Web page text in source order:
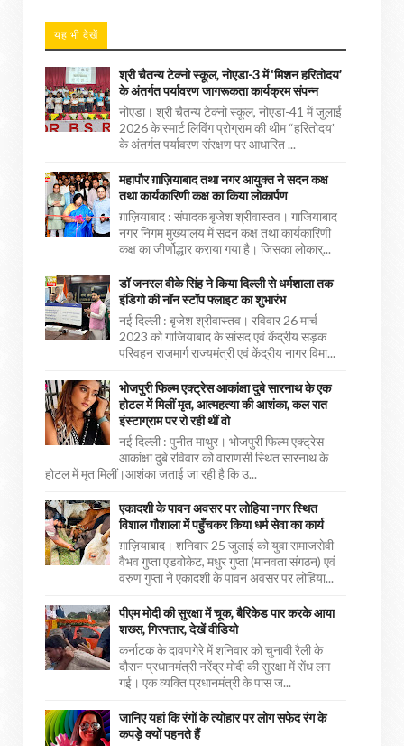
यह भी देखें
श्री चैतन्य टेक्नो स्कूल, नोएडा-3 में ‘मिशन हरितोदय’
के अंतर्गत पर्यावरण जागरूकता कार्यक्रम संपन्न
नोएडा। श्री चैतन्य टेक्नो स्कूल, नोएडा-41 में जुलाई
2026 के स्मार्ट लिविंग प्रोग्राम की थीम “हरितोदय”
के अंतर्गत पर्यावरण संरक्षण पर आधारित ...
महापौर ग़ाज़ियाबाद तथा नगर आयुक्त ने सदन कक्ष
तथा कार्यकारिणी कक्ष का किया लोकार्पण
ग़ाज़ियाबाद : संपादक बृजेश श्रीवास्तव। गाजियाबाद
नगर निगम मुख्यालय में सदन कक्ष तथा कार्यकारिणी
कक्ष का जीर्णोद्धार कराया गया है। जिसका लोकार्...
डॉ जनरल वीके सिंह ने किया दिल्ली से धर्मशाला तक
इंडिगो की नॉन स्टॉप फ्लाइट का शुभारंभ
नई दिल्ली : बृजेश श्रीवास्तव। रविवार 26 मार्च
2023 को गाजियाबाद के सांसद एवं केंद्रीय सड़क
परिवहन राजमार्ग राज्यमंत्री एवं केंद्रीय नागर विमा...
भोजपुरी फिल्म एक्ट्रेस आकांक्षा दुबे सारनाथ के एक
होटल में मिलीं मृत, आत्महत्या की आशंका, कल रात
इंस्टाग्राम पर रो रही थीं वो
नई दिल्ली : पुनीत माथुर। भोजपुरी फिल्म एक्ट्रेस
आकांक्षा दुबे रविवार को वाराणसी स्थित सारनाथ के
होटल में मृत मिलीं।आशंका जताई जा रही है कि उ...
एकादशी के पावन अवसर पर लोहिया नगर स्थित
विशाल गौशाला में पहुँचकर किया धर्म सेवा का कार्य
ग़ाज़ियाबाद। शनिवार 25 जुलाई को युवा समाजसेवी
वैभव गुप्ता एडवोकेट, मधुर गुप्ता (मानवता संगठन) एवं
वरुण गुप्ता ने एकादशी के पावन अवसर पर लोहिया...
पीएम मोदी की सुरक्षा में चूक, बैरिकेड पार करके आया
शख्स, गिरफ्तार, देखें वीडियो
कर्नाटक के दावणगेरे में शनिवार को चुनावी रैली के
दौरान प्रधानमंत्री नरेंद्र मोदी की सुरक्षा में सेंध लग
गई। एक व्यक्ति प्रधानमंत्री के पास ज...
जानिए यहां कि रंगों के त्योहार पर लोग सफेद रंग के
कपड़े क्यों पहनते हैं